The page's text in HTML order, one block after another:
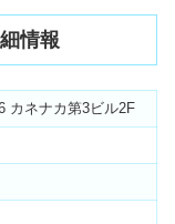
情報
カネナカ第3ビル2F